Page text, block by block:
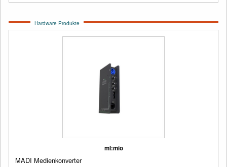
Hardware Produkte
ml:mio
MADI Medienkonverter